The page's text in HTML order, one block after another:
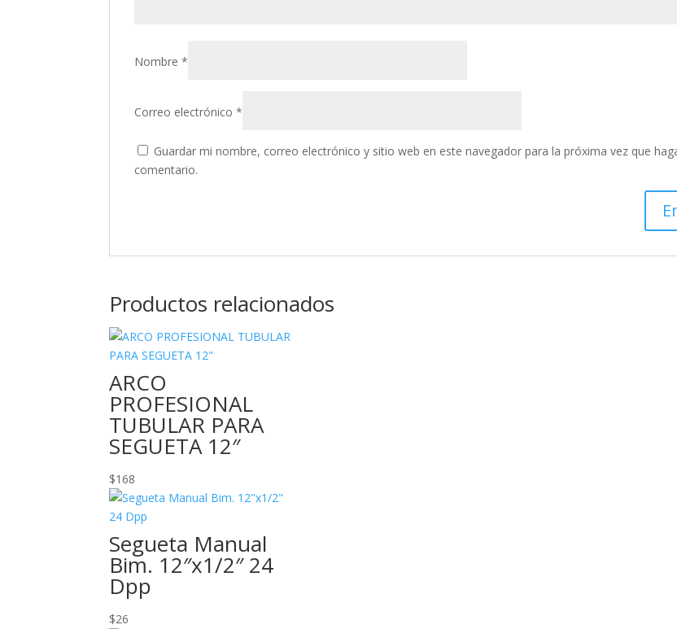
Nombre*
Correo electrónico*
Guardar mi nombre, correo electrónico y sitio web en este navegador para la próxima vez que
comentario.
Productos relacionados
ARCO
PROFESIONAL
TUBULAR PARA
SEGUETA 12″
$168
Segueta Manual
Bim. 12″x1/2″ 24
Dpp
$26